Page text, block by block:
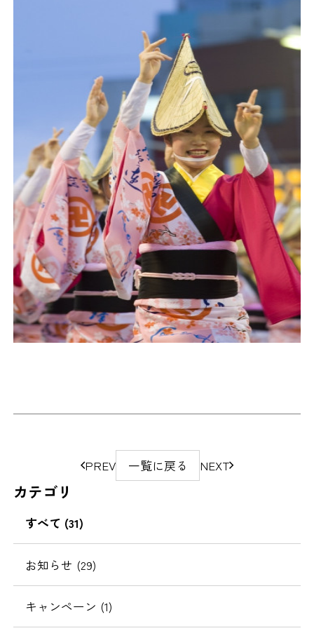
ジ
動
PREV 一覧に戻る NEXT
カテゴリ
すべて (31)
お知らせ (29)
キャンペーン (1)